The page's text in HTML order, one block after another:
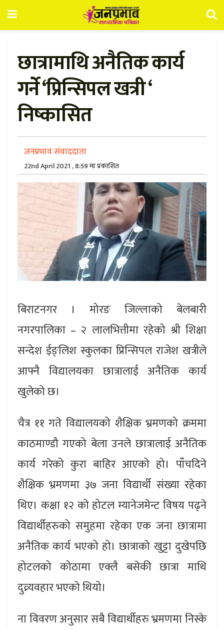
छात्रामाथि अनैतिक कार्य
गर्ने ‘प्रिन्सिपल खत्री ‘
निष्कासित
जनप्रभाव संवाददाता
22nd April 2021 , 8:59 मा प्रकाशित
बिराटनगर । मोरङ जिल्लाको बेलबारी
नगरपालिका – २ लालभित्तीमा रहेको श्री शिक्षा
सन्देश ईङ्लिश स्कुलका प्रिन्सिपल राजेश खत्रीले
आफ्नै विद्यालयका छात्रालाई अनैतिक कार्य
खुलेको छ।
चैत्र ११ गते विद्यालयको शैक्षिक भ्रमणको क्रममा
काठमाण्डौ गएको बेला उनले छात्रालाई अनैतिक
कार्य गरेको कुरा बाहिर आएको हो। पाँचदिने
शैक्षिक भ्रमणमा ३७ जना विद्यार्थी संख्या रहेका
थिए। कक्षा १२ को होटल म्यानेजमेन्ट विषय पढ्ने
विद्यार्थीहरुको समुहमा रहेका एक जना छात्रामा
अनैतिक कार्य भएको हो। छात्राको खुट्टा दुखेपछि
होटलको कोठामा एक्लै बसेकी छात्रा माथि
दुव्र्यवहार भएको थियो।
ना विवरण अनुसार सबै विद्यार्थीहरु भ्रमणमा निस्के